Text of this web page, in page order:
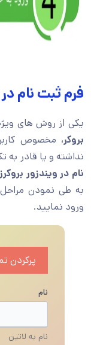
فرم ثبت نام
یکی از روش های
بروکر، مخصوص
نداشته و یا قادر به
نام در ویندزور
به طی نمودن
ورود نمایید.
پرکردن
نام
نام به لاتین